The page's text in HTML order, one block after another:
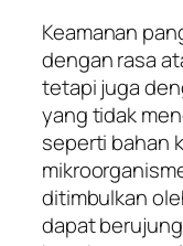
Keamanan
dengan rasa
tetapi juga
yang tidak
seperti bahan
ditimbulkan
dapat